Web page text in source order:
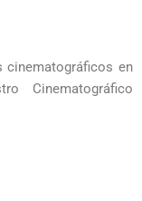
cinematográficos en
Cinematográfico